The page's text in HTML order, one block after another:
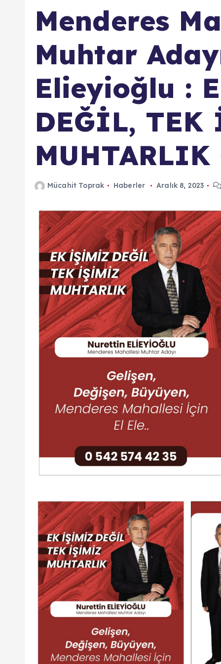
Menderes
Muhtar
Elieyioğlu :
DEĞİL,
MUHTARLIK
Mücahit Toprak Haberler Aralık 8, 2023